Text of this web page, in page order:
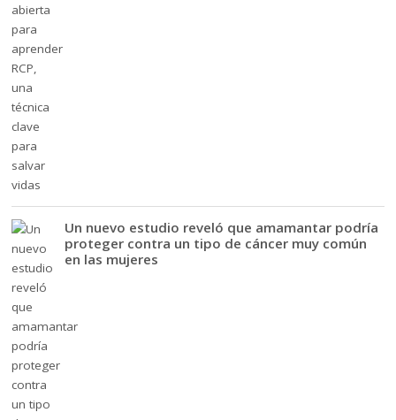
Un nuevo estudio reveló que amamantar podría
proteger contra un tipo de cáncer muy común
en las mujeres